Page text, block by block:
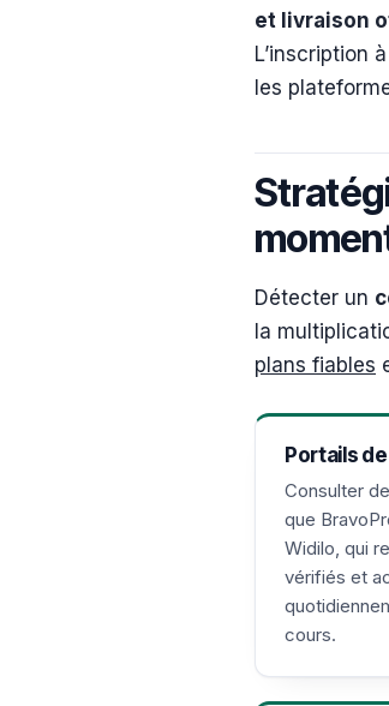
et livraison
L’inscription
les
Détecter un
la
plans fiables
Portails
Consulter
que
Widilo, qui
vérifiés et
cours.